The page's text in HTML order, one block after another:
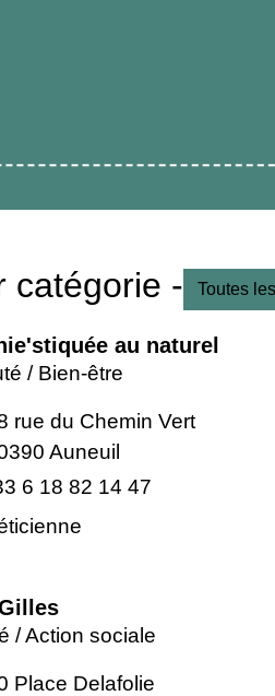
catégorie - Toutes
au naturel
/ Bien-être
rue du Chemin Vert
Auneuil
6 18 82 14 47
/ Action sociale
Place Delafolie